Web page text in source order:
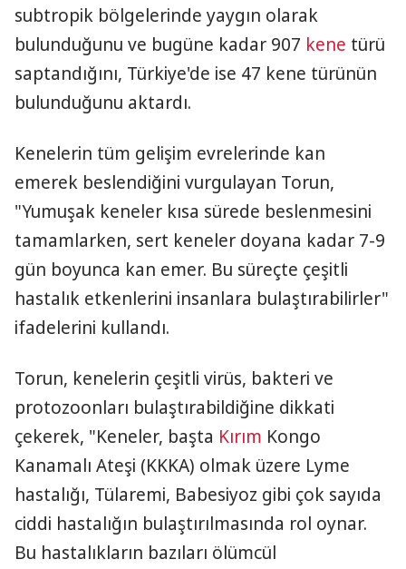
subtropik bölgelerinde yaygın olarak
bulunduğunu ve bugüne kadar 907 kene türü
saptandığını, Türkiye'de ise 47 kene türünün
bulunduğunu aktardı.
Kenelerin tüm gelişim evrelerinde kan
emerek beslendiğini vurgulayan Torun,
"Yumuşak keneler kısa sürede beslenmesini
tamamlarken, sert keneler doyana kadar 7-9
gün boyunca kan emer. Bu süreçte çeşitli
hastalık etkenlerini insanlara bulaştırabilirler"
ifadelerini kullandı.
Torun, kenelerin çeşitli virüs, bakteri ve
protozoonları bulaştırabildiğine dikkati
çekerek, "Keneler, başta Kırım Kongo
Kanamalı Ateşi (KKKA) olmak üzere Lyme
hastalığı, Tülaremi, Babesiyoz gibi çok sayıda
ciddi hastalığın bulaştırılmasında rol oynar.
Bu hastalıkların bazıları ölümcül